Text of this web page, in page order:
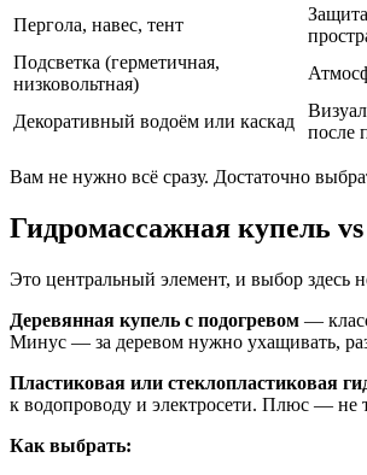
Пергола, навес, тент
Подсветка (герметичная,
низковольтная)
Декоративный водоём или каскад
после
Вам не нужно всё сразу. Достаточно
Гидромассажная купель
Это центральный элемент, и выбор здесь
Деревянная купель с подогревом —
Минус — за деревом нужно ухащивать,
Пластиковая или стеклопластиковая
к водопроводу и электросети. Плюс — не
Как выбрать: